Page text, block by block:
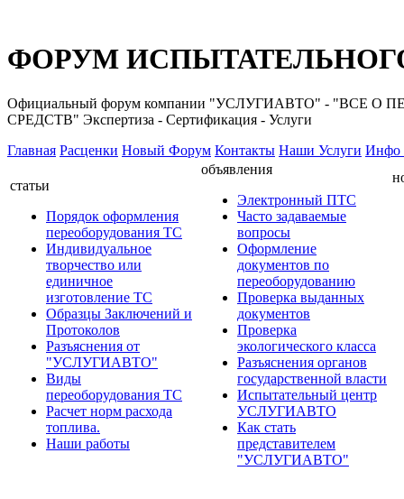
ФОРУМ
Официальный форум компании "УСЛУГИАВТО" -
СРЕДСТВ" Экспертиза - Сертификация - Услуги
Главная Расценки Новый Форум Контакты Наши Услуги Инфо
статьи
Порядок оформления
переоборудования ТС
Индивидуальное
творчество или
единичное
изготовление ТС
Образцы Заключений и
Протоколов
Разъяснения от
"УСЛУГИАВТО"
Виды
переоборудования ТС
Расчет норм расхода
топлива.
Наши работы
объявления
Электронный ПТС
Часто задаваемые
вопросы
Оформление
документов по
переоборудованию
Проверка выданных
документов
Проверка
экологического класса
Разъяснения органов
государственной власти
Испытательный центр
УСЛУГИАВТО
Как стать
представителем
"УСЛУГИАВТО"